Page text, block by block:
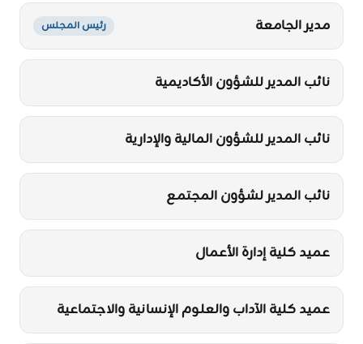
مدير الجامعة رئيس المجلس
نائب المدير للشؤون الأكاديمية
نائب المدير للشؤون المالية والإدارية
نائب المدير لشؤون المجتمع
عميد كلية إدارة الأعمال
عميد كلية الآداب والعلوم الإنسانية والاجتماعية